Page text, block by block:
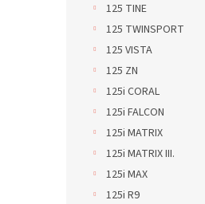
125 TINE
125 TWINSPORT
125 VISTA
125 ZN
125i CORAL
125i FALCON
125i MATRIX
125i MATRIX III.
125i MAX
125i R9